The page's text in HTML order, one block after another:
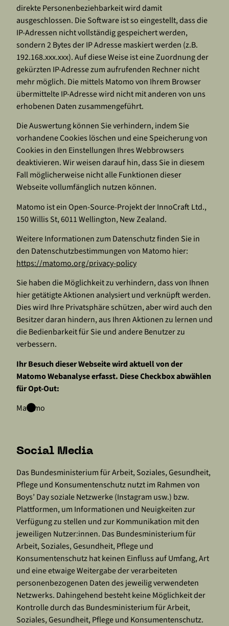
direkte Personenbeziehbarkeit wird damit
ausgeschlossen. Die Software ist so eingestellt, dass die
IP-Adressen nicht vollständig gespeichert werden,
sondern 2 Bytes der IP Adresse maskiert werden (z.B.
192.168.xxx.xxx). Auf diese Weise ist eine Zuordnung der
gekürzten IP-Adresse zum aufrufenden Rechner nicht
mehr möglich. Die mittels Matomo von Ihrem Browser
übermittelte IP-Adresse wird nicht mit anderen von uns
erhobenen Daten zusammengeführt.
Die Auswertung können Sie verhindern, indem Sie
vorhandene Cookies löschen und eine Speicherung von
Cookies in den Einstellungen Ihres Webbrowsers
deaktivieren. Wir weisen darauf hin, dass Sie in diesem
Fall möglicherweise nicht alle Funktionen dieser
Webseite vollumfänglich nutzen können.
Matomo ist ein Open-Source-Projekt der InnoCraft Ltd.,
150 Willis St, 6011 Wellington, New Zealand.
Weitere Informationen zum Datenschutz finden Sie in
den Datenschutzbestimmungen von Matomo hier:
https://matomo.org/privacy-policy
Sie haben die Möglichkeit zu verhindern, dass von Ihnen
hier getätigte Aktionen analysiert und verknüpft werden.
Dies wird Ihre Privatsphäre schützen, aber wird auch den
Besitzer daran hindern, aus Ihren Aktionen zu lernen und
die Bedienbarkeit für Sie und andere Benutzer zu
verbessern.
Ihr Besuch dieser Webseite wird aktuell von der
Matomo Webanalyse erfasst. Diese Checkbox abwählen
für Opt-Out:
Matomo
Social Media
Das Bundesministerium für Arbeit, Soziales, Gesundheit,
Pflege und Konsumentenschutz nutzt im Rahmen von
Boys’ Day soziale Netzwerke (Instagram usw.) bzw.
Plattformen, um Informationen und Neuigkeiten zur
Verfügung zu stellen und zur Kommunikation mit den
jeweiligen Nutzer:innen. Das Bundesministerium für
Arbeit, Soziales, Gesundheit, Pflege und
Konsumentenschutz hat keinen Einfluss auf Umfang, Art
und eine etwaige Weitergabe der verarbeiteten
personenbezogenen Daten des jeweilig verwendeten
Netzwerks. Dahingehend besteht keine Möglichkeit der
Kontrolle durch das Bundesministerium für Arbeit,
Soziales, Gesundheit, Pflege und Konsumentenschutz.